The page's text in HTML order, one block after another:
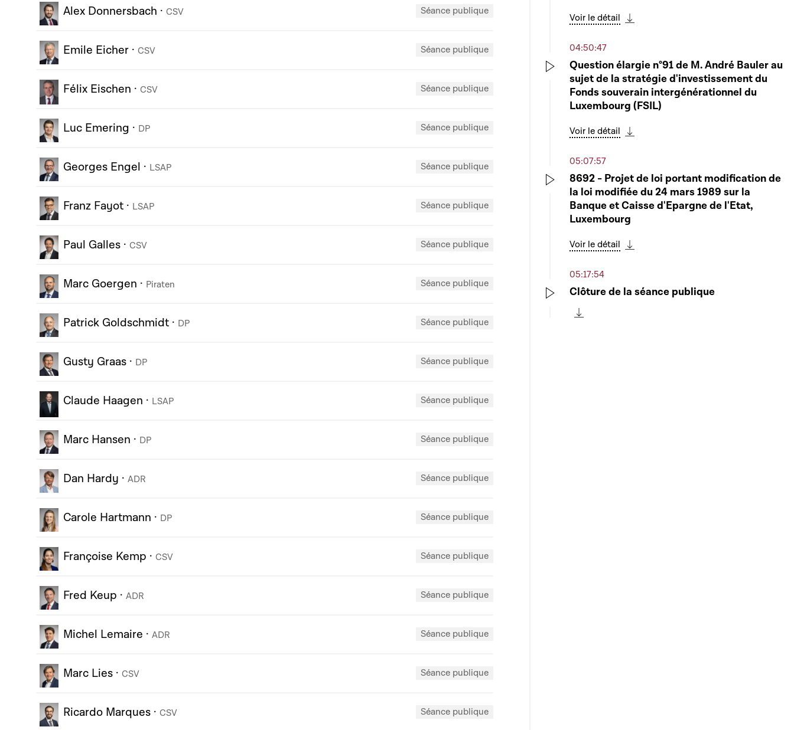
Alex Donnersbach · CSV Séance publique
Emile Eicher · CSV Séance publique
Félix Eischen · CSV Séance publique
Luc Emering · DP Séance publique
Georges Engel · LSAP Séance publique
Franz Fayot · LSAP Séance publique
Paul Galles · CSV Séance publique
Marc Goergen · Piraten Séance publique
Patrick Goldschmidt · DP Séance publique
Gusty Graas · DP Séance publique
Claude Haagen · LSAP Séance publique
Marc Hansen · DP Séance publique
Dan Hardy · ADR Séance publique
Carole Hartmann · DP Séance publique
Françoise Kemp · CSV Séance publique
Fred Keup · ADR Séance publique
Michel Lemaire · ADR Séance publique
Marc Lies · CSV Séance publique
Ricardo Marques · CSV Séance publique
Voir le détail
04:50:47
Question élargie n°91 de M. André Bauler au
sujet de la stratégie d'investissement du
Fonds souverain intergénérationnel du
Luxembourg (FSIL)
Voir le détail
Play
05:07:57
8692 - Projet de loi portant modification de
la loi modifiée du 24 mars 1989 sur la
Banque et Caisse d'Epargne de l'Etat,
Luxembourg
Voir le détail
Play
05:17:54
Clôture de la séance publique